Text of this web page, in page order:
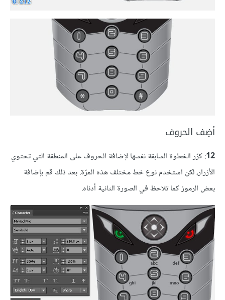
أضِف الحروف
12: كرّر الخطوة السابقة نفسها لإضافة الحروف على المنطقة التي تحتوي
الأزرار، لكن استخدم نوع خط مختلف هذه المرّة. بعد ذلك قم بإضافة
بعض الرموز كما تلاحظ في الصورة الثانية أدناه.